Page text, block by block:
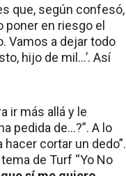
que, según confesó,
poner en riesgo el
Vamos a dejar todo
hijo de mil…’. Así
ir más allá y le
pedida de…?”. A lo
cortar un dedo”.
de Turf “Yo No